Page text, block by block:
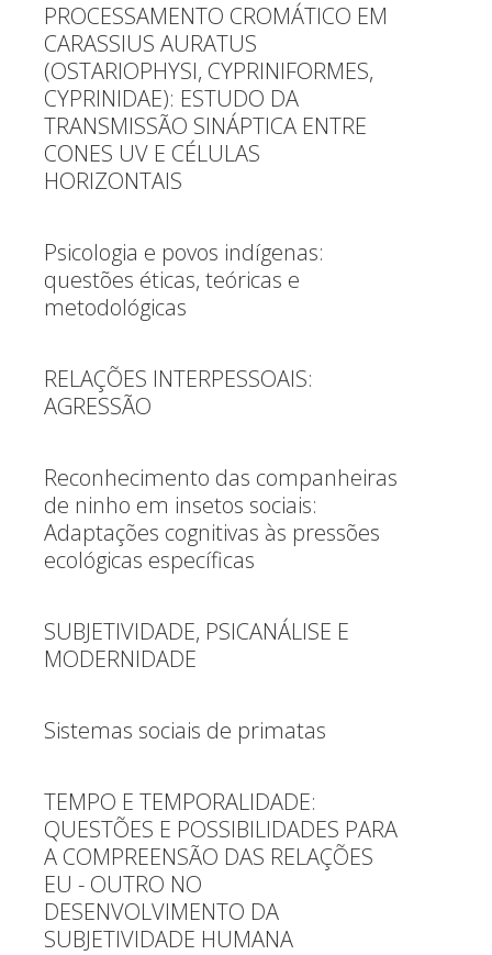
PROCESSAMENTO CROMÁTICO EM
CARASSIUS AURATUS
(OSTARIOPHYSI, CYPRINIFORMES,
CYPRINIDAE): ESTUDO DA
TRANSMISSÃO SINÁPTICA ENTRE
CONES UV E CÉLULAS
HORIZONTAIS
Psicologia e povos indígenas:
questões éticas, teóricas e
metodológicas
RELAÇÕES INTERPESSOAIS:
AGRESSÃO
Reconhecimento das companheiras
de ninho em insetos sociais:
Adaptações cognitivas às pressões
ecológicas específicas
SUBJETIVIDADE, PSICANÁLISE E
MODERNIDADE
Sistemas sociais de primatas
TEMPO E TEMPORALIDADE:
QUESTÕES E POSSIBILIDADES PARA
A COMPREENSÃO DAS RELAÇÕES
EU - OUTRO NO
DESENVOLVIMENTO DA
SUBJETIVIDADE HUMANA